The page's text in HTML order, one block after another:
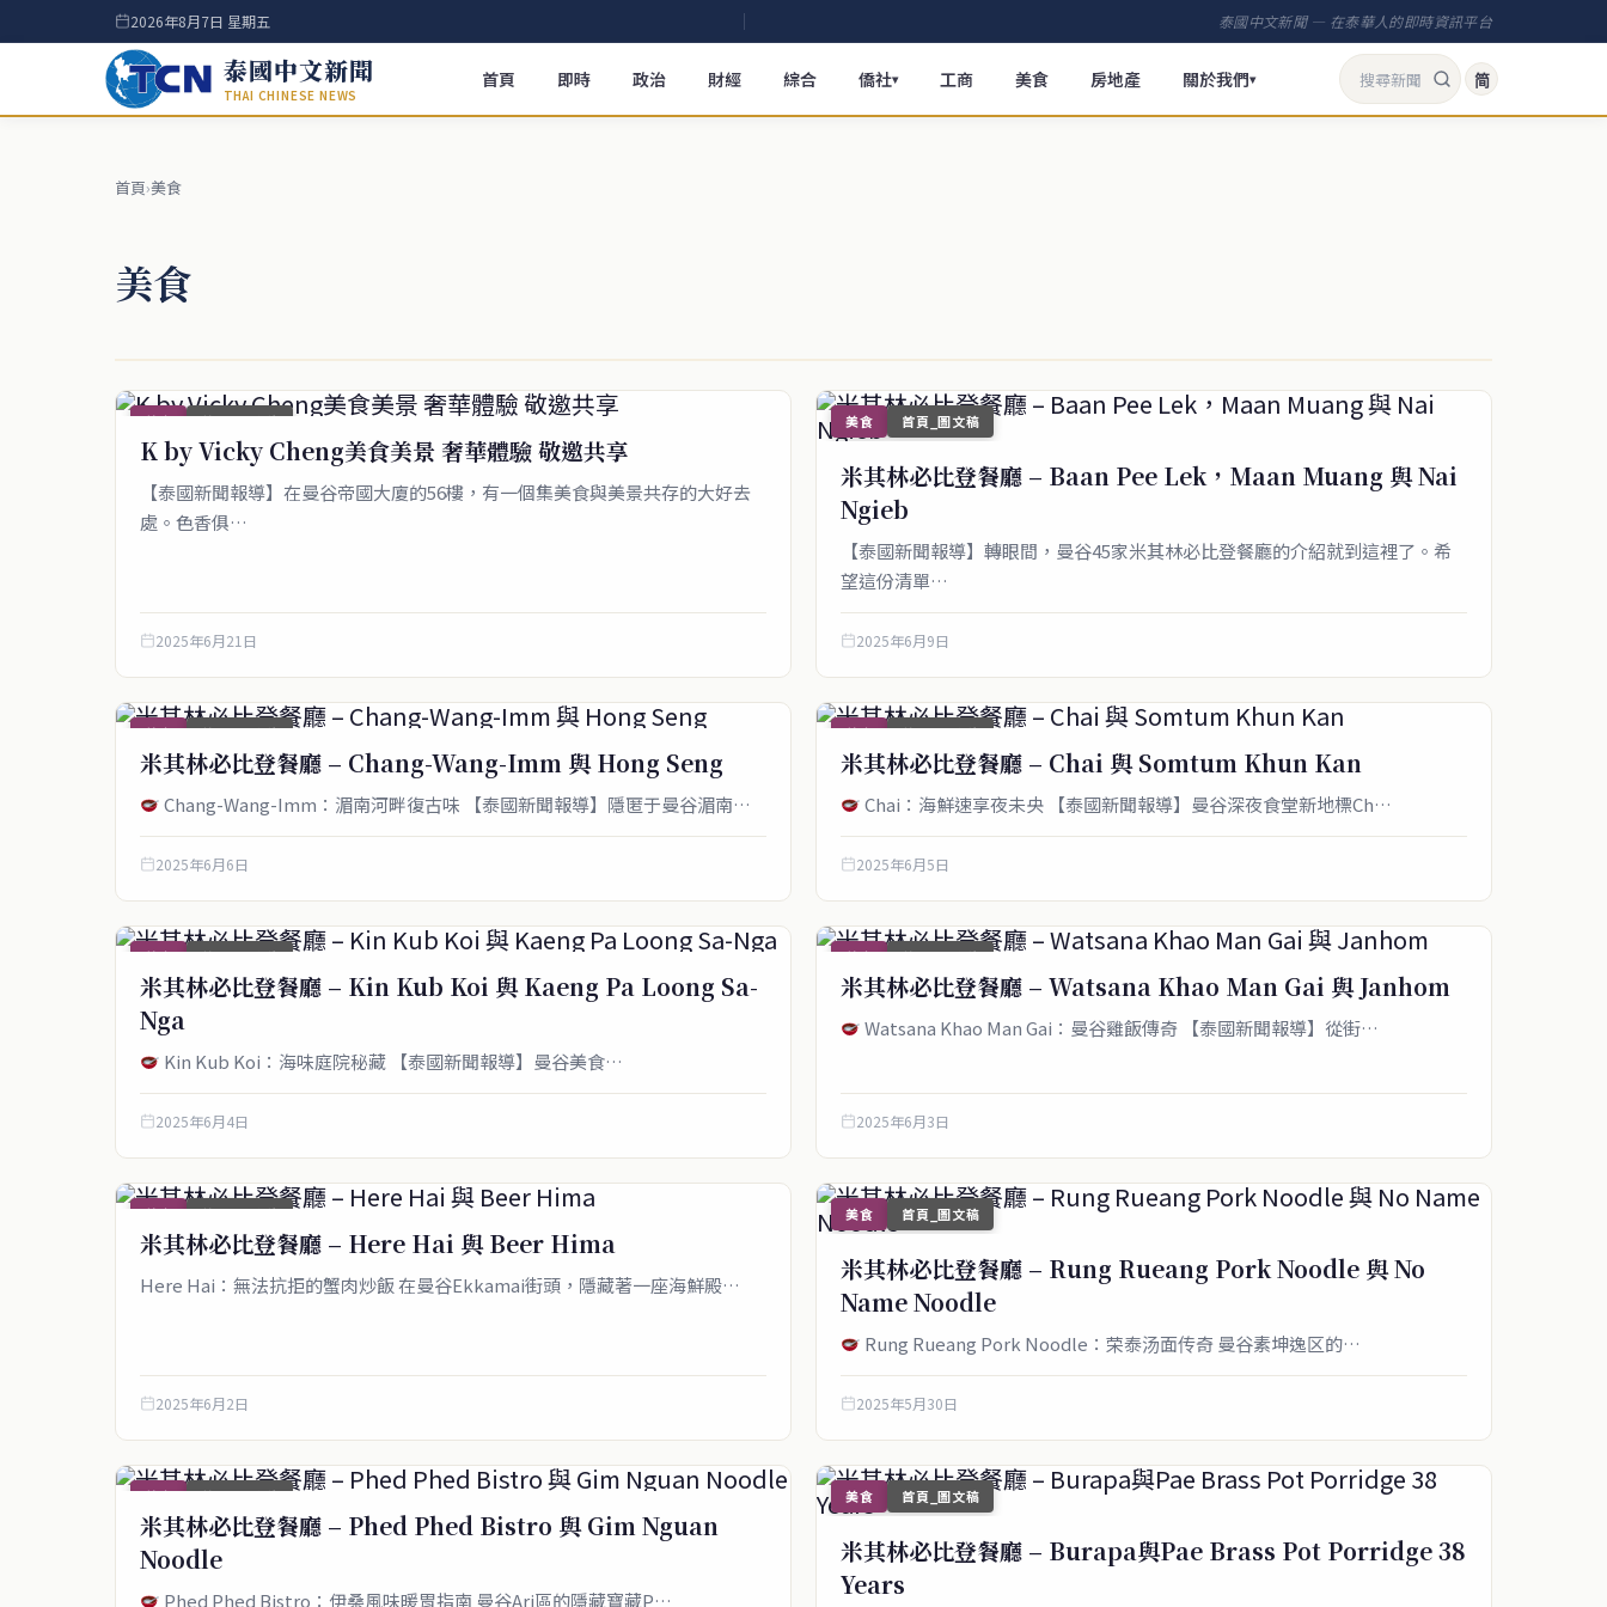
2026年8月7日 星期五 泰國中文新聞 — 在泰華人的即時資訊平台
泰國中文新聞
THAI CHINESE NEWS
首頁 即時 政治 財經 綜合 僑社▾ 工商 美食 房地產 關於我們▾ 简
首頁›美食
美食
美食 首頁_圖文稿
K by Vicky Cheng美食美景 奢華體驗 敬邀共享
【泰國新聞報導】在曼谷帝國大廈的56樓，有一個集美食與美景共存的大好去
處。色香俱…
2025年6月21日
美食 首頁_圖文稿
米其林必比登餐廳 – Baan Pee Lek，Maan Muang 與 Nai
Ngieb
【泰國新聞報導】轉眼間，曼谷45家米其林必比登餐廳的介紹就到這裡了。希
望這份清單…
2025年6月9日
美食 首頁_圖文稿
米其林必比登餐廳 – Chang-Wang-Imm 與 Hong Seng
Chang-Wang-Imm：湄南河畔復古味 【泰國新聞報導】隱匿于曼谷湄南…
2025年6月6日
美食 首頁_圖文稿
米其林必比登餐廳 – Chai 與 Somtum Khun Kan
Chai：海鮮速享夜未央​ 【泰國新聞報導】曼谷深夜食堂新地標Ch…
2025年6月5日
美食 首頁_圖文稿
米其林必比登餐廳 – Kin Kub Koi 與 Kaeng Pa Loong Sa-
Nga
Kin Kub Koi：海味庭院秘藏​​ 【泰國新聞報導】曼谷美食…
2025年6月4日
美食 首頁_圖文稿
米其林必比登餐廳 – Watsana Khao Man Gai 與 Janhom
Watsana Khao Man Gai：曼谷雞飯傳奇 【泰國新聞報導】從街…
2025年6月3日
美食 首頁_圖文稿
米其林必比登餐廳 – Here Hai 與 Beer Hima
Here Hai：無法抗拒的蟹肉炒飯 在曼谷Ekkamai街頭，隱藏著一座海鮮殿…
2025年6月2日
美食 首頁_圖文稿
米其林必比登餐廳 – Rung Rueang Pork Noodle 與 No
Name Noodle
Rung Rueang Pork Noodle：荣泰汤面传奇 曼谷素坤逸区的…
2025年5月30日
美食 首頁_圖文稿
米其林必比登餐廳 – Phed Phed Bistro 與 Gim Nguan
Noodle
Phed Phed Bistro：伊桑風味暖胃指南 曼谷Ari區的隱藏寶藏P…
美食 首頁_圖文稿
米其林必比登餐廳 – Burapa與Pae Brass Pot Porridge 38
Years
service@thaichinesenews.com